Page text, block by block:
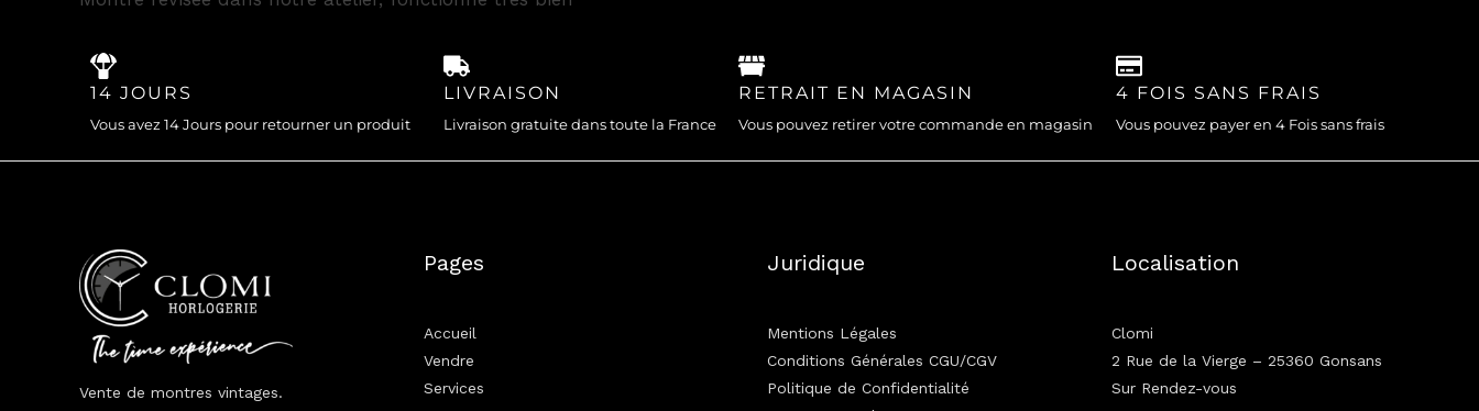
14 JOURS
Vous avez 14 Jours pour retourner un produit
LIVRAISON
Livraison gratuite dans toute la France
RETRAIT EN MAGASIN
Vous pouvez retirer votre commande en magasin
4 FOIS SANS FRAIS
Vous pouvez payer en 4 Fois sans frais
Vente de montres vintages.
Pages
Accueil
Vendre
Services
Juridique
Mentions Légales
Conditions Générales CGU/CGV
Politique de Confidentialité
Localisation
Clomi
2 Rue de la Vierge – 25360 Gonsans
Sur Rendez-vous